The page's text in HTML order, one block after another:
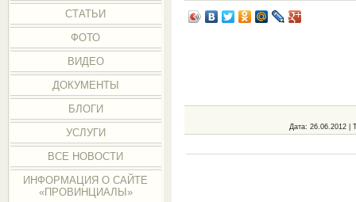
СТАТЬИ
ФОТО
ВИДЕО
ДОКУМЕНТЫ
БЛОГИ
УСЛУГИ
ВСЕ НОВОСТИ
ИНФОРМАЦИЯ О САЙТЕ
«ПРОВИНЦИАЛЫ»
Дата: 26.06.2012 |